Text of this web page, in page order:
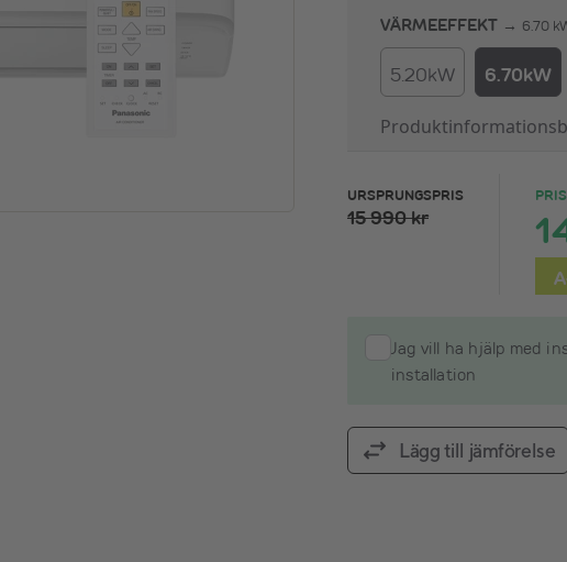
VÄRMEEFFEKT → 6.70
5.20kW 6.70kW
URSPRUNGSPRIS
15 990 kr
Jag vill ha hjälp med
installation
Lägg till jämförelse